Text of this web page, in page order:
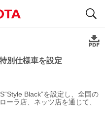
別仕様車を設定
Black”を設定し、全国の
ーラ店、ネッツ店を通じて、